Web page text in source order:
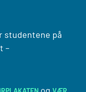
studentene på
–